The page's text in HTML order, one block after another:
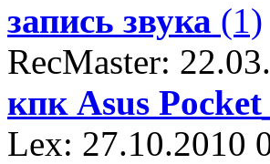
запись звука (1)
RecMaster:
кпк Asus
Lex: 27.10.2010